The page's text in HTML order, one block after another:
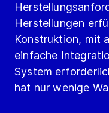
Herstellungen
Konstruktion, mit
einfache
System
hat nur wenige